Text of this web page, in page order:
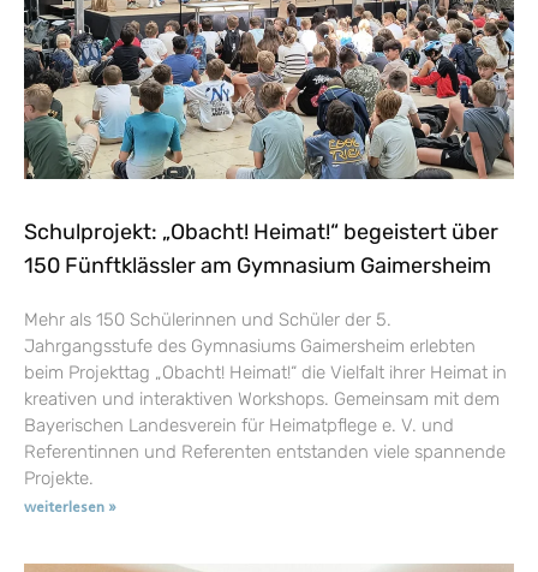
Schulprojekt: „Obacht! Heimat!“ begeistert über
150 Fünftklässler am Gymnasium Gaimersheim
Mehr als 150 Schülerinnen und Schüler der 5.
Jahrgangsstufe des Gymnasiums Gaimersheim erlebten
beim Projekttag „Obacht! Heimat!“ die Vielfalt ihrer Heimat in
kreativen und interaktiven Workshops. Gemeinsam mit dem
Bayerischen Landesverein für Heimatpflege e. V. und
Referentinnen und Referenten entstanden viele spannende
Projekte.
weiterlesen »